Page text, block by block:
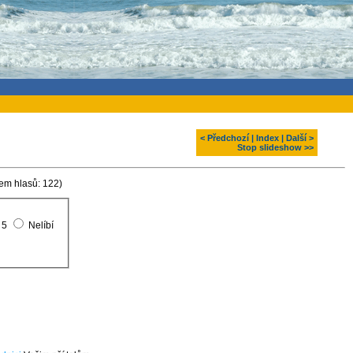
< Předchozí Index
Další >
Stop slideshow >>
hlasů: 122)
5 Nelíbí